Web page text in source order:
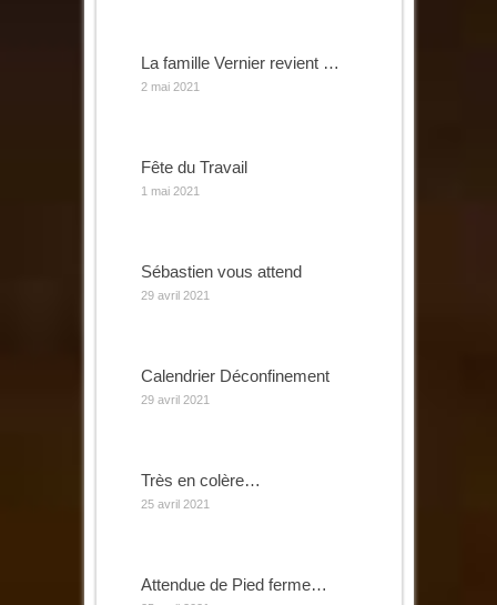
La famille Vernier revient …
2 mai 2021
Fête du Travail
1 mai 2021
Sébastien vous attend
29 avril 2021
Calendrier Déconfinement
29 avril 2021
Très en colère…
25 avril 2021
Attendue de Pied ferme…